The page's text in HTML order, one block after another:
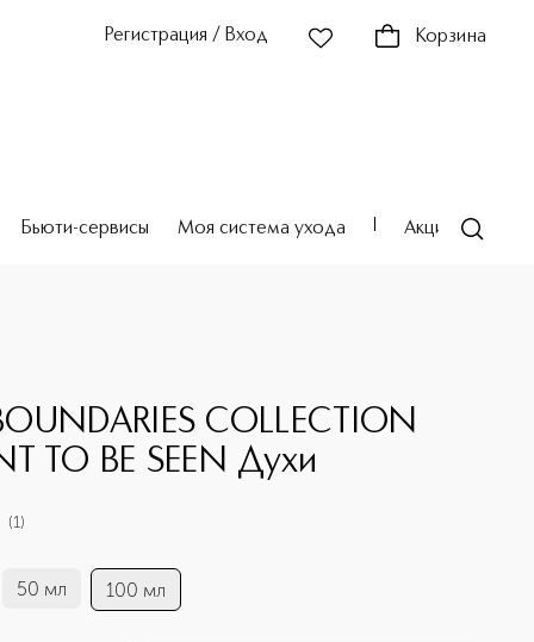
Регистрация / Вход Корзина
Бьюти-сервисы Моя система ухода Акции
COLLECTION
TO BE SEEN Духи
(1)
50 мл 100 мл